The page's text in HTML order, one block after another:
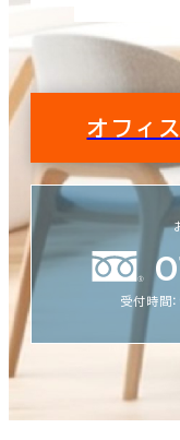
オフィ
受付時間